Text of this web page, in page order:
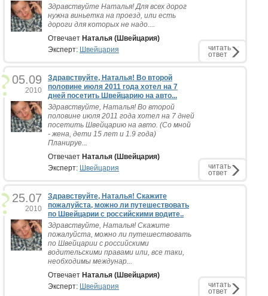
Здравствуйте Наталья! Для всех дорог
нужна виньетка на проезд, или есть
дороги для которых не надо....
Отвечает Наталья (Швейцария)
Эксперт: Швейцария читать
ответ
05.09
2010
Здравствуйте, Наталья! Во второй
половине июля 2011 года хотел на 7
дней посетить Швейцарию на авто...
Здравствуйте, Наталья! Во второй
половине июля 2011 года хотел на 7 дней
посетить Швейцарию на авто. (Со мной
- жена, дети 15 лет и 1.9 года)
Планируе...
Отвечает Наталья (Швейцария)
Эксперт: Швейцария читать
ответ
25.07
2010
Здравствуйте, Наталья! Скажите
пожалуйста, можно ли путешествовать
по Швейцарии с российскими водите..
Здравствуйте, Наталья! Скажите
пожалуйста, можно ли путешествовать
по Швейцарии с российскими
водительскими правами или, все таки,
необходимы междунар...
Отвечает Наталья (Швейцария)
Эксперт: Швейцария читать
ответ